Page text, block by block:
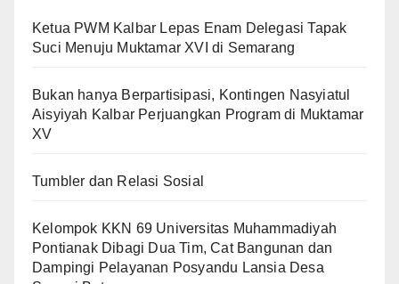
Ketua PWM Kalbar Lepas Enam Delegasi Tapak
Suci Menuju Muktamar XVI di Semarang
Bukan hanya Berpartisipasi, Kontingen Nasyiatul
Aisyiyah Kalbar Perjuangkan Program di Muktamar
XV
Tumbler dan Relasi Sosial
Kelompok KKN 69 Universitas Muhammadiyah
Pontianak Dibagi Dua Tim, Cat Bangunan dan
Dampingi Pelayanan Posyandu Lansia Desa